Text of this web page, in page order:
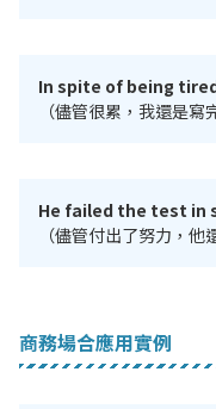
In spite of being
（儘管很累，我還是寫
He failed the test in
（儘管付出了努力，他
商務場合應用實例